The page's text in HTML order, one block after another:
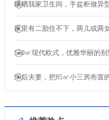
晒晒我家卫生间，手盆柜做异
家里有二胎住不下，两儿或两
530㎡现代欧式，优雅华丽的
90后夫妻，把85㎡小三房布置